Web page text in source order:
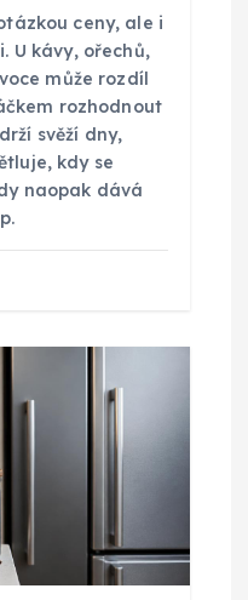
ceny, ale i
U kávy, ořechů,
může rozdíl
rozhodnout
svěží dny,
kdy se
naopak dává